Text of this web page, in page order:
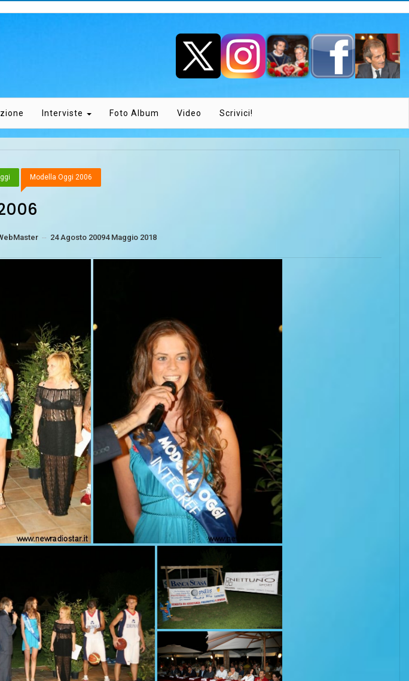
Interviste Foto Album Video Scrivici!
Modella Oggi 2006
-- 24 Agosto 20094 Maggio 2018